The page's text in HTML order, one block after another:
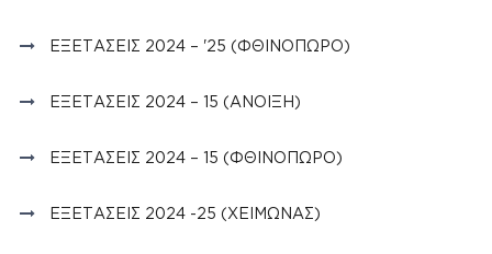
ΕΞΕΤΆΣΕΙΣ 2024 – '25 (ΦΘΙΝΌΠΩΡΟ)
ΕΞΕΤΆΣΕΙΣ 2024 – 15 (ΆΝΟΙΞΗ)
ΕΞΕΤΆΣΕΙΣ 2024 – 15 (ΦΘΙΝΟΠΩΡΟ)
ΕΞΕΤΆΣΕΙΣ 2024 -25 (ΧΕΙΜΏΝΑΣ)